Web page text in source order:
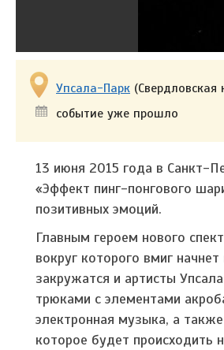
Упсала-Парк (Свердловская
событие уже прошло
13 июня 2015 года в Санкт-
«Эффект пинг-понгового
позитивных эмоций.
Главным героем нового
вокруг которого вмиг
закружатся и артисты
трюками с элементами
электронная музыка, а
которое будет происходить